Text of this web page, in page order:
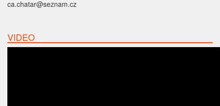
ca.chatar@seznam.cz
VIDEO